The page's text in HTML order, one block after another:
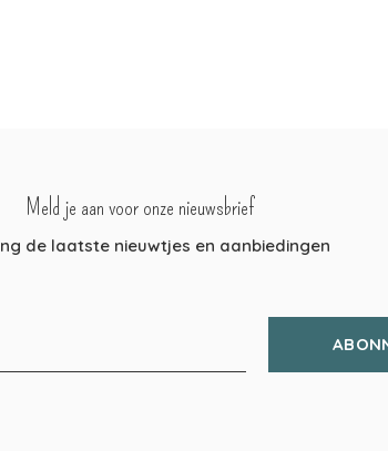
Meld je aan voor onze nieuwsbrief
de laatste nieuwtjes en aanbiedingen